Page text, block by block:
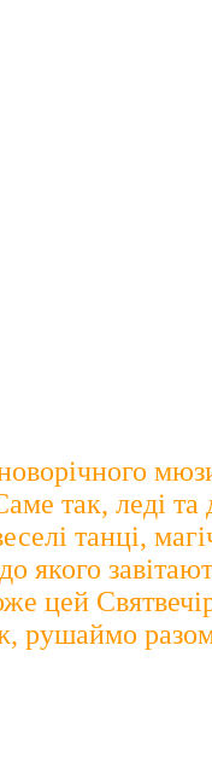
так, леді
танці,
якого
цей
рушаймо